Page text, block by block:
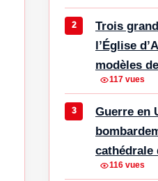
Trois
l’Église
modèles
117 vues
Guerre en
cathédrale
116 vues